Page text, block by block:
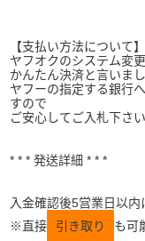
【支払い方法について】
ヤフオクのシステム変
かんたん決済と言いま
ヤフーの指定する銀行
すので
ご安心してご入札下さい
* * * 発送詳細 * * *
入金確認後5営業日以内
※直接
引き取り も可